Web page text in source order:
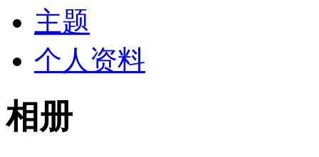
主题
个人资料
相册